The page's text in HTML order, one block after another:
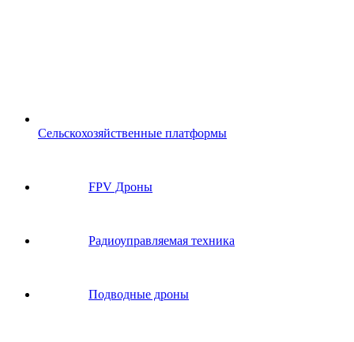
Сельскохозяйственные платформы
FPV Дроны
Радиоуправляемая техника
Подводные дроны